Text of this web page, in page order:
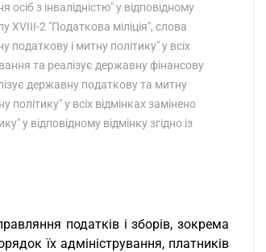
осіб з інвалідністю" у відповідному
XVIII-2 "Податкова міліція", слова
і митну політику" у всіх
та реалізує державну фінансову
державну податкову та митну
у всіх відмінках замінено
у відповідному відмінку згідно із
податків і зборів, зокрема
їх адміністрування, платників